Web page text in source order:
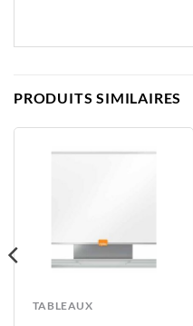
PRODUITS SIMILAIRES
TABLEAUX